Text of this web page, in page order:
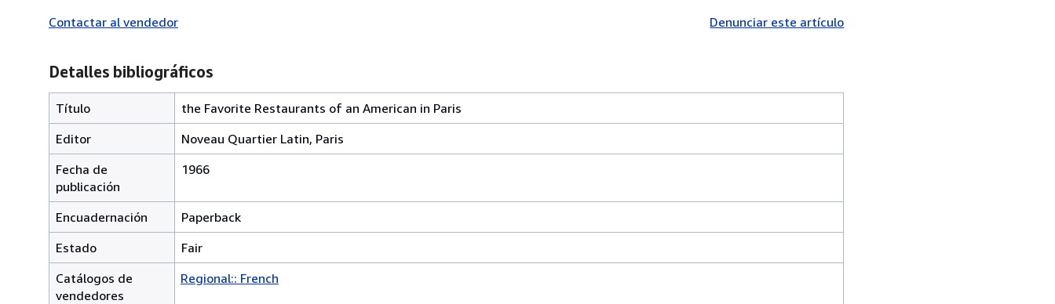
Contactar al vendedor
Denunciar este artículo
Detalles bibliográficos
Título
the Favorite Restaurants of an American in Paris
Editor
Noveau Quartier Latin, Paris
Fecha de
publicación
1966
Encuadernación
Paperback
Estado
Fair
Catálogos de
vendedores
Regional:: French